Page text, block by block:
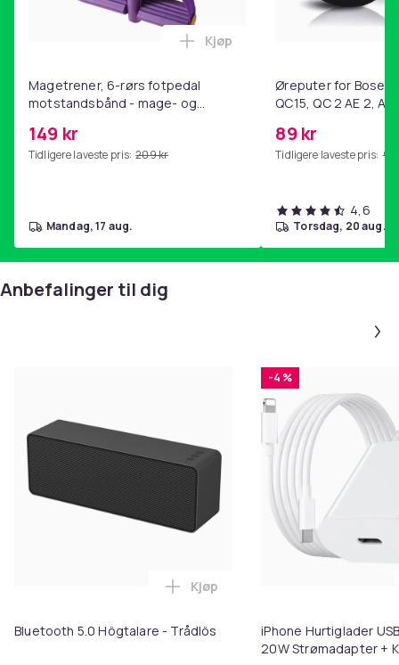
3a9af15e-c00f-4442-89d9-aa22b7af4fbc
Produktsikkerhetsinformasjon
Magetrener, 6-rørs fotpedal
motstandsbånd - mage- og
hjemmegymnastikk Purple
149 kr
Tidligere laveste pris: 209 kr
Legg Magetrener, 6-rørs
Kjøp
mandag, 17 aug.
Øreputer for Bose
QC15, QC 2 AE 2, AE
89 kr
Tidligere laveste pris: 99
4,6
torsdag, 20 aug.
Anbefalinger til dig
Bluetooth 5.0 Högtalare - Trådlös
Legg Bluetooth 5.0 Högtalare -
Kjøp
-4 %
iPhone Hurtiglader
20W Strømadapter +